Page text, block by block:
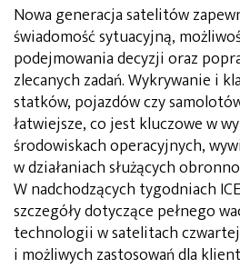
Nowa generacja satelitów
świadomość sytuacyjną,
podejmowania decyzji oraz
zlecanych zadań. Wykrywanie i
statków, pojazdów czy
łatwiejsze, co jest kluczowe w
środowiskach operacyjnych,
w działaniach służących
W nadchodzących tygodniach
szczegóły dotyczące pełnego
technologii w satelitach
i możliwych zastosowań dla